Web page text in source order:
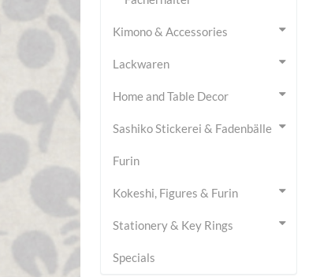
Kimono & Accessories
Lackwaren
Home and Table Decor
Sashiko Stickerei & Fadenbälle
Furin
Kokeshi, Figures & Furin
Stationery & Key Rings
Specials